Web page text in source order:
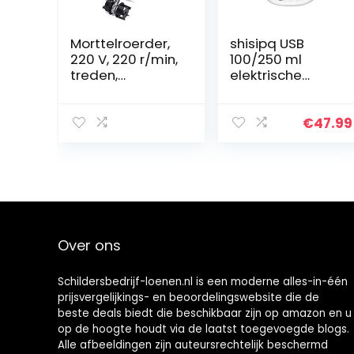
Morttelroerder,
220 V, 220 r/min,
treden,
mortelroerder,
shisipq USB
100/250 ml
elektrische
crusher vlees
uien salades
€47.99
Over ons
Schildersbedrijf-loenen.nl is een moderne alles-in-één
prijsvergelijkings- en beoordelingswebsite die de
beste deals biedt die beschikbaar zijn op amazon en u
op de hoogte houdt via de laatst toegevoegde blogs.
Alle afbeeldingen zijn auteursrechtelijk beschermd